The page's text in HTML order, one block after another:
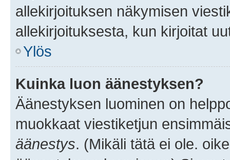
allekirjoituksen näkymisen
allekirjoituksesta, kun kirjoitat
Ylös
Kuinka luon äänestyksen?
Äänestyksen luominen on
muokkaat viestiketjun
äänestys. (Mikäli tätä ei ole.